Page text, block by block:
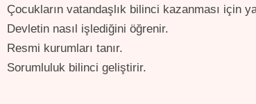
Çocukların vatandaşlık bilinci kazanması için
Devletin nasıl işlediğini öğrenir.
Resmi kurumları tanır.
Sorumluluk bilinci geliştirir.